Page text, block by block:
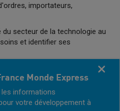
importateurs,
secteur de la technologie au
et identifier ses
de nouveaux
vous faire connaître.
Monde Express
informations
votre développement à